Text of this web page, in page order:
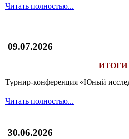
Читать полностью...
09.07.2026
ИТОГИ
Турнир-конференция «Юный
Читать полностью...
30.06.2026